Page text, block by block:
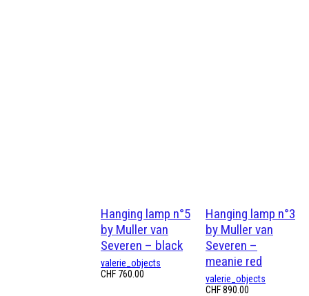
Hanging lamp n°5
by Muller van
Severen – black
valerie_objects
CHF 760.00
Hanging lamp n°3
by Muller van
Severen –
meanie red
valerie_objects
CHF890.00